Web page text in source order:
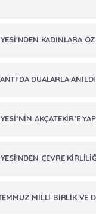
KADINLARA
DUALARLA ANILDI
AKÇATEKİR’E
ÇEVRE
MİLLİ BİRLİK VE